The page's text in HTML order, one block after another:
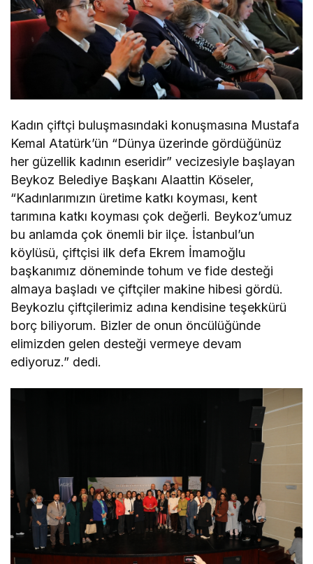
Kadın çiftçi buluşmasındaki konuşmasına Mustafa
Kemal Atatürk’ün “Dünya üzerinde gördüğünüz
her güzellik kadının eseridir” vecizesiyle başlayan
Beykoz Belediye Başkanı Alaattin Köseler,
“Kadınlarımızın üretime katkı koyması, kent
tarımına katkı koyması çok değerli. Beykoz’umuz
bu anlamda çok önemli bir ilçe. İstanbul’un
köylüsü, çiftçisi ilk defa Ekrem İmamoğlu
başkanımız döneminde tohum ve fide desteği
almaya başladı ve çiftçiler makine hibesi gördü.
Beykozlu çiftçilerimiz adına kendisine teşekkürü
borç biliyorum. Bizler de onun öncülüğünde
elimizden gelen desteği vermeye devam
ediyoruz.” dedi.